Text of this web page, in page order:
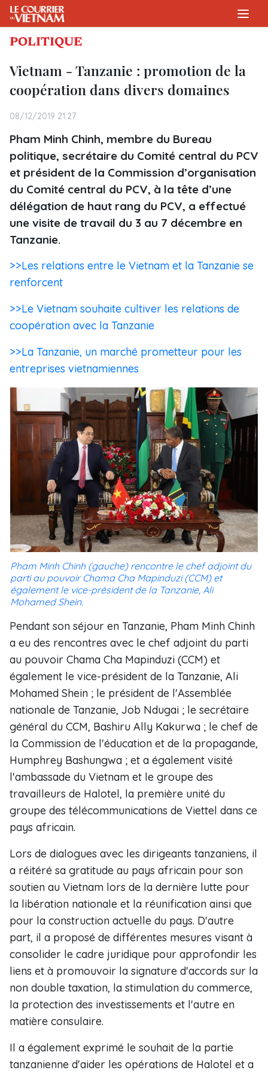
POLITIQUE
Vietnam - Tanzanie : promotion de la
coopération dans divers domaines
08/12/2019 21:27
Pham Minh Chinh, membre du Bureau
politique, secrétaire du Comité central du PCV
et président de la Commission d’organisation
du Comité central du PCV, à la tête d’une
délégation de haut rang du PCV, a effectué
une visite de travail du 3 au 7 décembre en
Tanzanie.
>>Les relations entre le Vietnam et la Tanzanie se
renforcent
>>Le Vietnam souhaite cultiver les relations de
coopération avec la Tanzanie
>>La Tanzanie, un marché prometteur pour les
entreprises vietnamiennes
Pham Minh Chinh (gauche) rencontre le chef adjoint du
parti au pouvoir Chama Cha Mapinduzi (CCM) et
également le vice-président de la Tanzanie, Ali
Mohamed Shein.
Pendant son séjour en Tanzanie, Pham Minh Chinh
a eu des rencontres avec le chef adjoint du parti
au pouvoir Chama Cha Mapinduzi (CCM) et
également le vice-président de la Tanzanie, Ali
Mohamed Shein ; le président de l'Assemblée
nationale de Tanzanie, Job Ndugai ; le secrétaire
général du CCM, Bashiru Ally Kakurwa ; le chef de
la Commission de l'éducation et de la propagande,
Humphrey Bashungwa ; et a également visité
l'ambassade du Vietnam et le groupe des
travailleurs de Halotel, la première unité du
groupe des télécommunications de Viettel dans ce
pays africain.
Lors de dialogues avec les dirigeants tanzaniens, il
a réitéré sa gratitude au pays africain pour son
soutien au Vietnam lors de la dernière lutte pour
la libération nationale et la réunification ainsi que
pour la construction actuelle du pays. D'autre
part, il a proposé de différentes mesures visant à
consolider le cadre juridique pour approfondir les
liens et à promouvoir la signature d'accords sur la
non double taxation, la stimulation du commerce,
la protection des investissements et l'autre en
matière consulaire.
Il a également exprimé le souhait de la partie
tanzanienne d'aider les opérations de Halotel et a